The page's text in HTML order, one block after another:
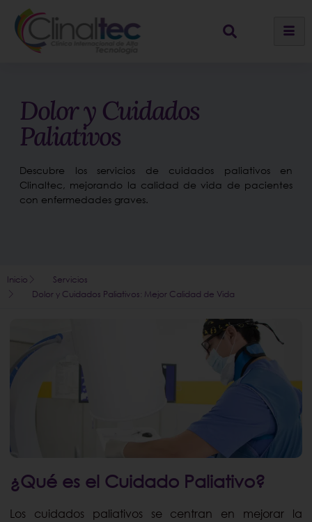
Dolor y Cuidados
Paliativos
Descubre los servicios de cuidados paliativos en
Clinaltec, mejorando la calidad de vida de pacientes
con enfermedades graves.
Inicio
Servicios
Dolor y Cuidados Paliativos: Mejor Calidad de Vida
¿Qué es el Cuidado Paliativo?
Los cuidados paliativos se centran en mejorar la